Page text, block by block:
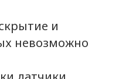
и
невозможно